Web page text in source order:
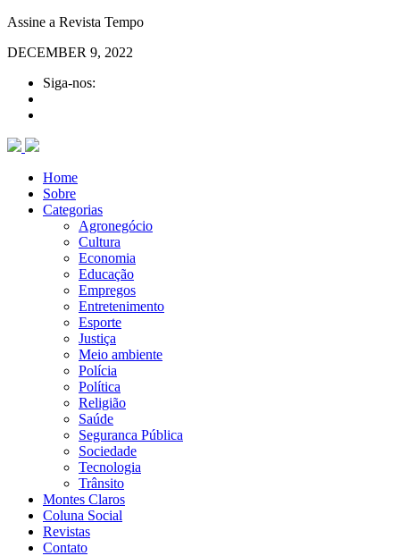
Assine a Revista Tempo
DECEMBER 9, 2022
Siga-nos:
Home
Sobre
Categorias
Agronegócio
Cultura
Economia
Educação
Empregos
Entretenimento
Esporte
Justiça
Meio ambiente
Polícia
Política
Religião
Saúde
Seguranca Pública
Sociedade
Tecnologia
Trânsito
Montes Claros
Coluna Social
Revistas
Contato